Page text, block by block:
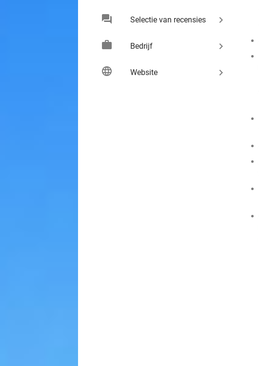
chat Selectie van recensies keyboard_arrow_right
work Bedrijf keyboard_arrow_right
language Website keyboard_arrow_right